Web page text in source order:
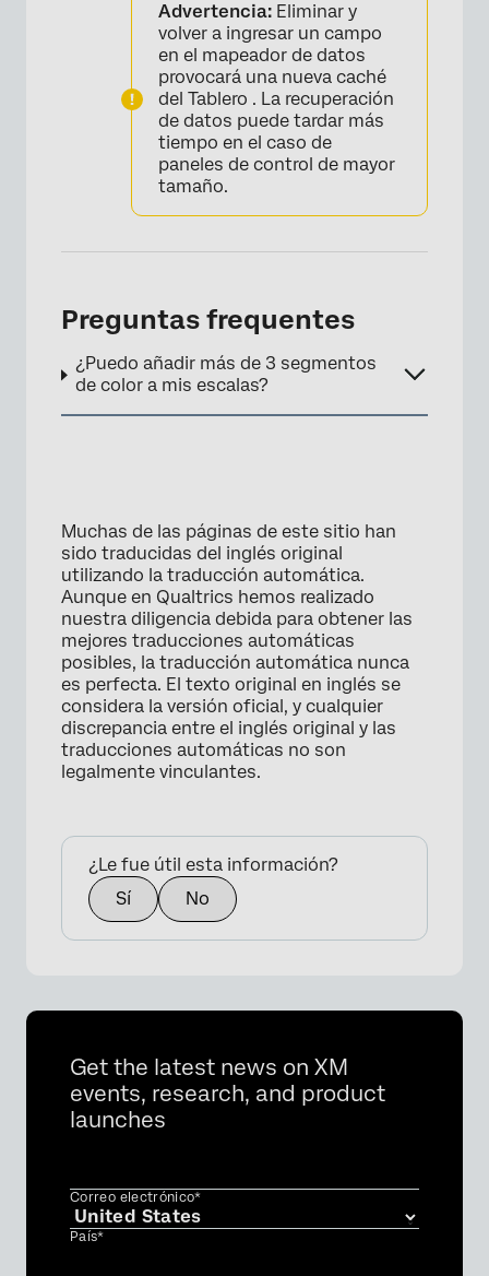
Advertencia: Eliminar y
volver a ingresar un campo
en el mapeador de datos
provocará una nueva caché
del Tablero . La recuperación
de datos puede tardar más
tiempo en el caso de
paneles de control de mayor
tamaño.
Preguntas frequentes
¿Puedo añadir más de 3 segmentos
de color a mis escalas?
Muchas de las páginas de este sitio han
sido traducidas del inglés original
utilizando la traducción automática.
Aunque en Qualtrics hemos realizado
nuestra diligencia debida para obtener las
mejores traducciones automáticas
posibles, la traducción automática nunca
es perfecta. El texto original en inglés se
considera la versión oficial, y cualquier
discrepancia entre el inglés original y las
traducciones automáticas no son
legalmente vinculantes.
¿Le fue útil esta información?
Sí
No
Get the latest news on XM
events, research, and product
launches
Correo electrónico*
País*